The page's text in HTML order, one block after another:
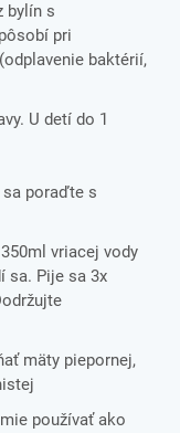
bylín s
pri
baktérií,
U detí do 1
poraďte s
vriacej vody
sa. Pije sa 3x
mäty piepornej,
používať ako